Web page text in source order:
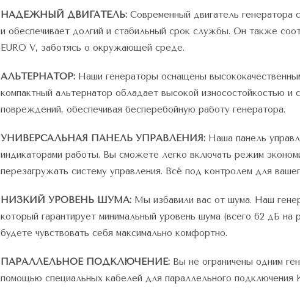
НАДЕЖНЫЙ ДВИГАТЕЛЬ: Современный двигатель генератора
и обеспечивает долгий и стабильный срок службы. Он также
EURO V, заботясь о окружающей среде.
АЛЬТЕРНАТОР: Наши генераторы оснащены
компактный альтернатор обладает высокой износостойкостью
повреждений, обеспечивая бесперебойную работу генератора.
УНИВЕРСАЛЬНАЯ ПАНЕЛЬ УПРАВЛЕНИЯ: Наша панель
индикаторами работы. Вы сможете легко включать режим
перезагружать систему управления. Всё под контролем для
НИЗКИЙ УРОВЕНЬ ШУМА: Мы избавили вас от шума. Наш
который гарантирует минимальный уровень шума (всего 62 дБ
будете чувствовать себя максимально комфортно.
ПАРАЛЛЕЛЬНОЕ ПОДКЛЮЧЕНИЕ: Вы не ограничены одним
помощью специальных кабелей для параллельного подключения